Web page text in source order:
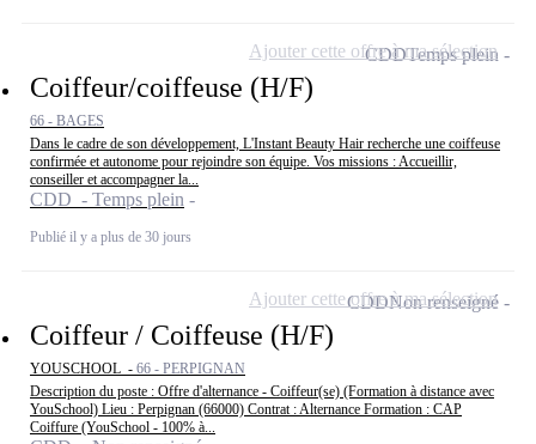
Coiffeur/coiffeuse (H/F)
66 - BAGES
Dans le cadre de son développement, L'Instant Beauty Hair recherche une coiffeuse
confirmée et autonome pour rejoindre son équipe. Vos missions : Accueillir,
conseiller et accompagner la...
CDD - Temps plein
Publié il y a plus de 30 jours
CDDTemps plein
Ajouter cette offre à ma sélection
Coiffeur / Coiffeuse (H/F)
YOUSCHOOL - 66 - PERPIGNAN
Description du poste : Offre d'alternance - Coiffeur(se) (Formation à distance avec
YouSchool) Lieu : Perpignan (66000) Contrat : Alternance Formation : CAP
Coiffure (YouSchool - 100% à...
CDDNon renseigné
Ajouter cette offre à ma sélection